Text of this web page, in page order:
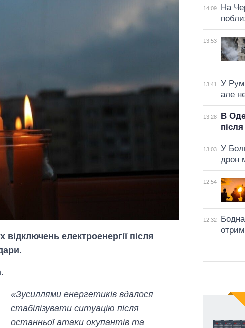
відключень електроенергії після
«Зусиллями енергетиків вдалося
стабілізувати ситуацію після
останньої атаки окупантів та
14:09
На
13:53
13:41
У
але
13:28
В
13:03
У
дрон
12:54
12:32
Скільки картоплі